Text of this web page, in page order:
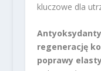
kluczowe dla
Antyoksydanty
regenerację
poprawy